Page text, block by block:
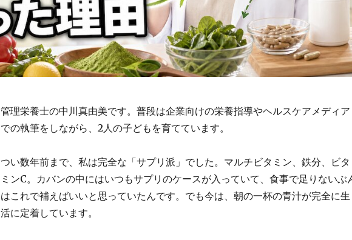
管理栄養士の中川真由美です。普段は企業向けの栄養指導やヘルスケアメディア
での執筆をしながら、2人の子どもを育てています。
つい数年前まで、私は完全な「サプリ派」でした。マルチビタミン、鉄分、ビタ
ミンC。カバンの中にはいつもサプリのケースが入っていて、食事で足りないぶ
はこれで補えばいいと思っていたんです。でも今は、朝の一杯の青汁が完全に生
活に定着しています。